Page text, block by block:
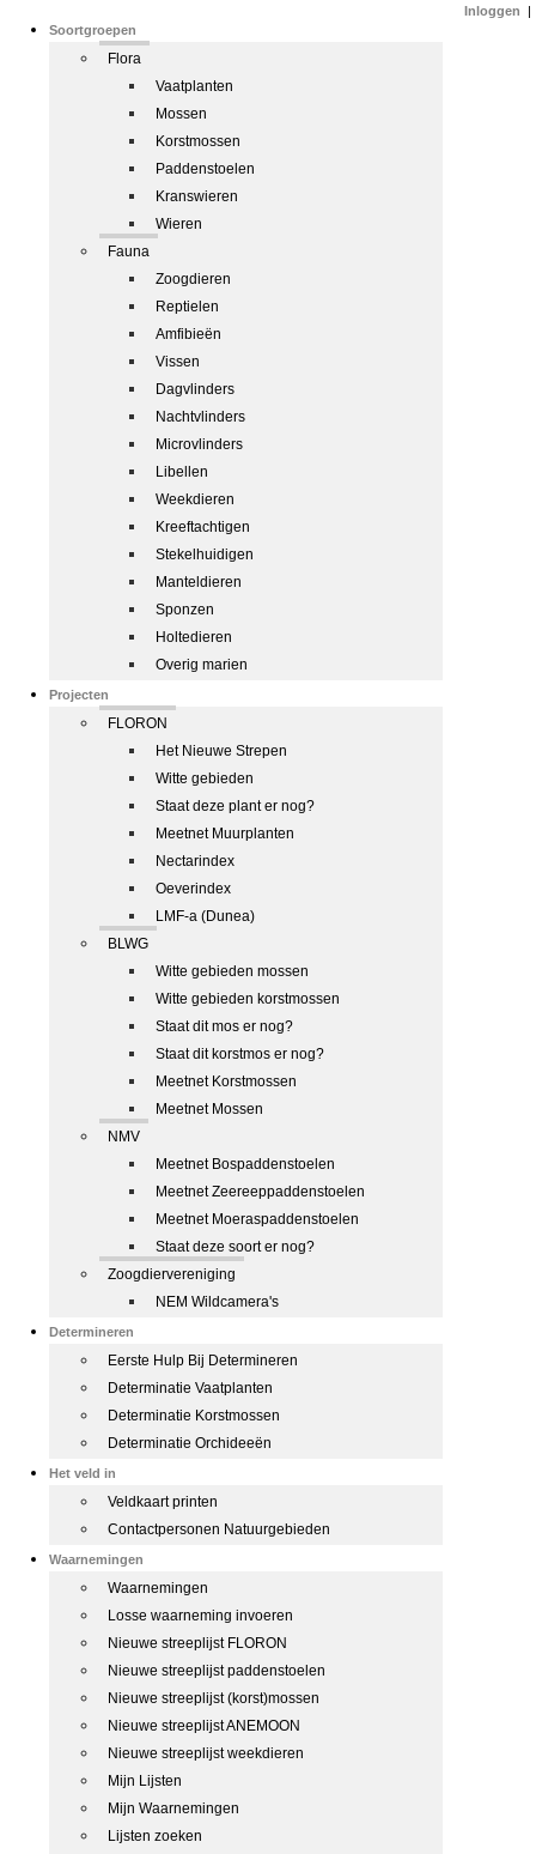
Soortgroepen
Flora
Vaatplanten
Mossen
Korstmossen
Paddenstoelen
Kranswieren
Wieren
Fauna
Zoogdieren
Reptielen
Amfibieën
Vissen
Dagvlinders
Nachtvlinders
Microvlinders
Libellen
Weekdieren
Kreeftachtigen
Stekelhuidigen
Manteldieren
Sponzen
Holtedieren
Overig marien
Projecten
FLORON
Het Nieuwe Strepen
Witte gebieden
Staat deze plant er nog?
Meetnet Muurplanten
Nectarindex
Oeverindex
LMF-a (Dunea)
BLWG
Witte gebieden mossen
Witte gebieden korstmossen
Staat dit mos er nog?
Staat dit korstmos er nog?
Meetnet Korstmossen
Meetnet Mossen
NMV
Meetnet Bospaddenstoelen
Meetnet Zeereeppaddenstoelen
Meetnet Moeraspaddenstoelen
Staat deze soort er nog?
Zoogdiervereniging
NEM Wildcamera's
Determineren
Eerste Hulp Bij Determineren
Determinatie Vaatplanten
Determinatie Korstmossen
Determinatie Orchideeën
Het veld in
Veldkaart printen
Contactpersonen Natuurgebieden
Waarnemingen
Waarnemingen
Losse waarneming invoeren
Nieuwe streeplijst FLORON
Nieuwe streeplijst paddenstoelen
Nieuwe streeplijst (korst)mossen
Nieuwe streeplijst ANEMOON
Nieuwe streeplijst weekdieren
Mijn Lijsten
Mijn Waarnemingen
Lijsten zoeken
Inloggen |